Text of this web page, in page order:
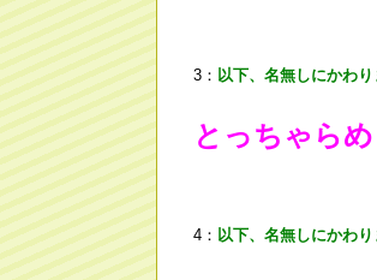
3： 以下、名無しにかわ
とっちゃら
4： 以下、名無しにかわ